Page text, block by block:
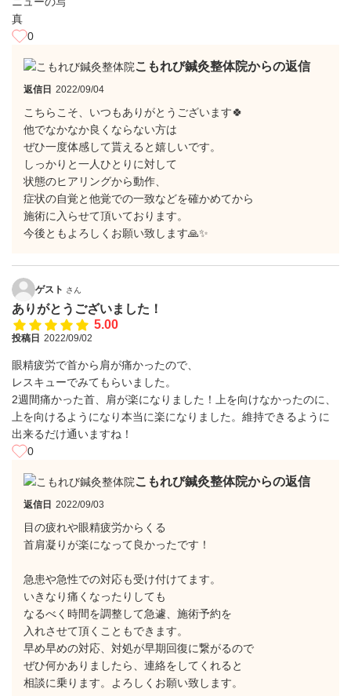
0
こもれび鍼灸整体院からの返信
返信日 2022/09/04
こちらこそ、いつもありがとうございます🍀
他でなかなか良くならない方は
ぜひ一度体感して貰えると嬉しいです。
しっかりと一人ひとりに対して
状態のヒアリングから動作、
症状の自覚と他覚での一致などを確かめてから
施術に入らせて頂いております。
今後ともよろしくお願い致します🙏✨
ゲスト さん
ありがとうございました！
5.00
投稿日 2022/09/02
眼精疲労で首から肩が痛かったので、
レスキューでみてもらいました。
2週間痛かった首、肩が楽になりました！上を向けなかったのに、
上を向けるようになり本当に楽になりました。維持できるように
出来るだけ通いますね！
0
こもれび鍼灸整体院からの返信
返信日 2022/09/03
目の疲れや眼精疲労からくる
首肩凝りが楽になって良かったです！
急患や急性での対応も受け付けてます。
いきなり痛くなったりしても
なるべく時間を調整して急遽、施術予約を
入れさせて頂くこともできます。
早め早めの対応、対処が早期回復に繋がるので
ぜひ何かありましたら、連絡をしてくれると
相談に乗ります。よろしくお願い致します。